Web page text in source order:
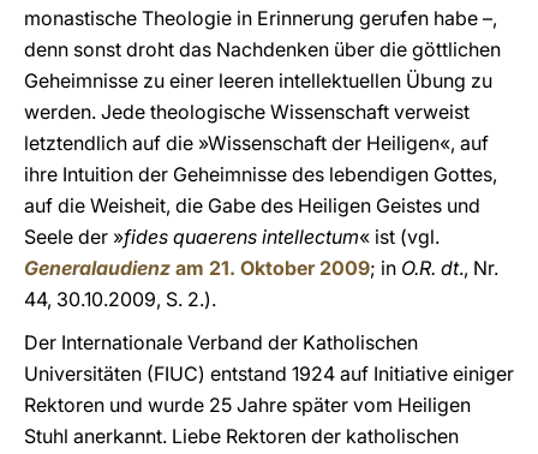
monastische Theologie in Erinnerung gerufen habe –,
denn sonst droht das Nachdenken über die göttlichen
Geheimnisse zu einer leeren intellektuellen Übung zu
werden. Jede theologische Wissenschaft verweist
letztendlich auf die »Wissenschaft der Heiligen«, auf
ihre Intuition der Geheimnisse des lebendigen Gottes,
auf die Weisheit, die Gabe des Heiligen Geistes und
Seele der »fides quaerens intellectum« ist (vgl.
Generalaudienz am 21. Oktober 2009; in O.R. dt., Nr.
44, 30.10.2009, S. 2.).
Der Internationale Verband der Katholischen
Universitäten (FIUC) entstand 1924 auf Initiative einiger
Rektoren und wurde 25 Jahre später vom Heiligen
Stuhl anerkannt. Liebe Rektoren der katholischen